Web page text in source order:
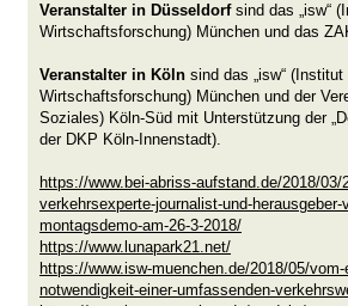
Veranstalter in Düsseldorfsind das „isw“
Wirtschaftsforschung) München und das
Veranstalter in Köln sind das „isw“
Wirtschaftsforschung) München und der
Soziales) Köln-Süd mit Unterstützung der
der DKP Köln-Innenstadt).
https://www.bei-abriss-aufstand.de/2018/03/
verkehrsexperte-journalist-und-herausgeber-
montagsdemo-am-26-3-2018/
https://www.lunapark21.net/
https://www.isw-muenchen.de/2018/05/
notwendigkeit-einer-umfassenden-